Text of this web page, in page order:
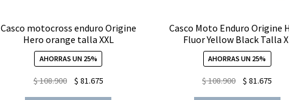
Casco motocross enduro Origine
Hero orange talla XXL
AHORRAS UN 25%
$108.900 $ 81.675El
Casco Moto Enduro Origine
Fluor Yellow Black Talla
AHORRAS UN 25%
$108.900
El$ 81.675